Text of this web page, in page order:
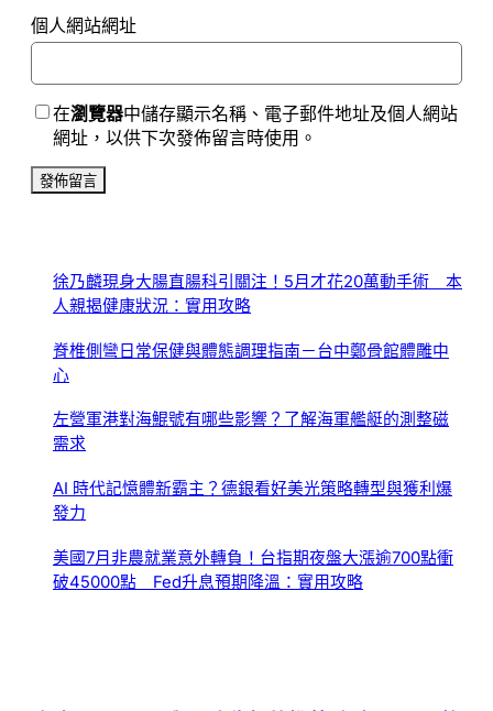
個人網站網址
在瀏覽器中儲存顯示名稱、電子郵件地址及個人網站
網址，以供下次發佈留言時使用。
徐乃麟現身大腸直腸科引關注！5月才花20萬動手術 本
人親揭健康狀況：實用攻略
脊椎側彎日常保健與體態調理指南－台中鄭骨館體雕中
心
左營軍港對海鯤號有哪些影響？了解海軍艦艇的測整磁
需求
AI 時代記憶體新霸主？德銀看好美光策略轉型與獲利爆
發力
美國7月非農就業意外轉負！台指期夜盤大漲逾700點衝
破45000點 Fed升息預期降溫：實用攻略